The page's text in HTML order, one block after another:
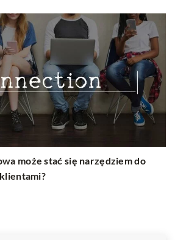
może stać się narzędziem do